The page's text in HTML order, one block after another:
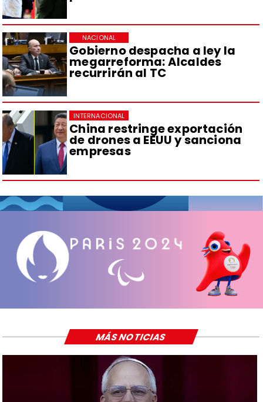
Gobierno despacha a ley la
megarreforma: Alcaldes
recurrirán al TC
NACIONAL
China restringe exportación
de drones a EEUU y sanciona
empresas
INTERNACIONAL
MÁS NOTICIAS